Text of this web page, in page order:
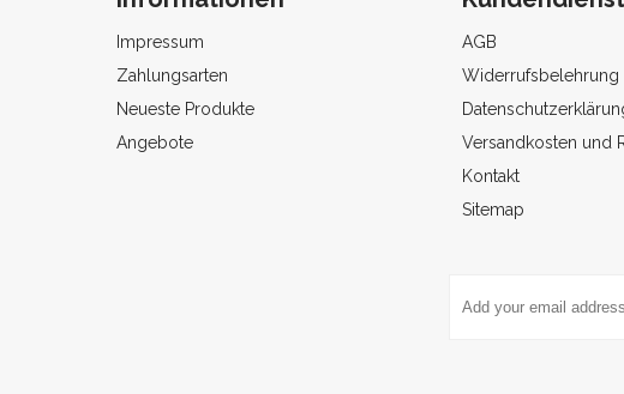
Impressum
Zahlungsarten
Neueste Produkte
Angebote
AGB
Widerrufsbelehrung
Versandkosten und
Kontakt
Sitemap